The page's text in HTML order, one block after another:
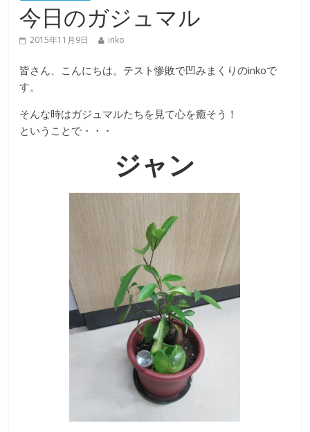
今日のガジュマル
2015年11月9日 inko
皆さん、こんにちは。テスト惨敗で凹みまくりのinkoで
す。
そんな時はガジュマルたちを見て心を癒そう！
ということで・・・
ジャン